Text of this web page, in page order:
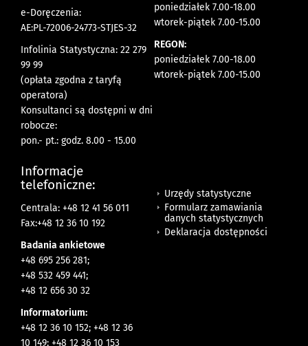
e-Doręczenia:
AE:PL-72006-24773-STJES-32
Infolinia Statystyczna: 22 279
99 99
(opłata zgodna z taryfą
operatora)
Konsultanci są dostępni w dni
robocze:
pon.- pt.: godz. 8.00 - 15.00
poniedziałek 7.00-18.00
wtorek-piątek 7.00-15.00
REGON:
poniedziałek 7.00-18.00
wtorek-piątek 7.00-15.00
Informacje
telefoniczne:
Centrala: +48 12 41 56 011
Fax:+48 12 36 10 192
Badania ankietowe
+48 695 256 281;
+48 532 459 441;
+48 12 656 30 32
Informatorium:
+48 12 36 10 152; +48 12 36
10 149; +48 12 36 10 153
Urzędy statystyczne
Formularz zamawiania
danych statystycznych
Deklaracja dostępności